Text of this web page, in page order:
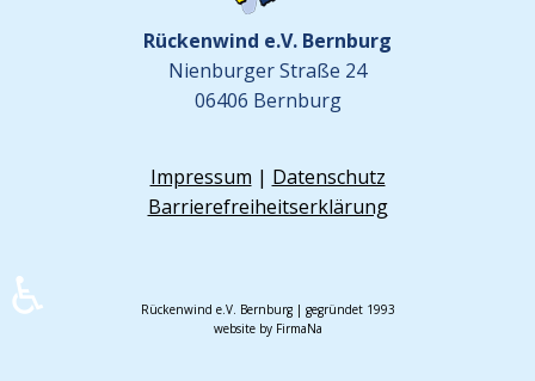
Rückenwind e.V. Bernburg
Nienburger Straße 24
06406 Bernburg
Impressum | Datenschutz
Barrierefreiheitserklärung
Rückenwind e.V. Bernburg | gegründet 1993
website by FirmaNa